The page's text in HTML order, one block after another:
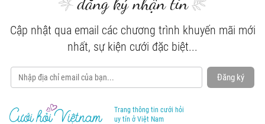
Cập nhật qua email các chương trình khuyến mãi mới
nhất, sự kiện cưới đặc biệt...
Đăng ký
Trang thông tin cưới hỏi
uy tín ở Việt Nam